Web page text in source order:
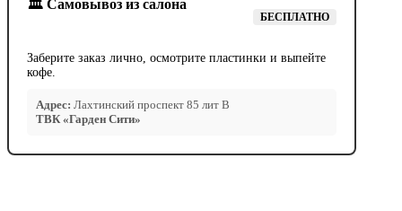
🏛️ Самовывоз из салона
БЕСПЛАТНО
Заберите заказ лично, осмотрите пластинки и выпейте
кофе.
Адрес: Лахтинский проспект 85 лит В
ТВК «Гарден Сити»